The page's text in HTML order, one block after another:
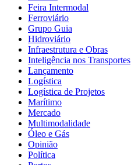
Feira Intermodal
Ferroviário
Grupo Guia
Hidroviário
Infraestrutura e Obras
Inteligência nos Transportes
Lançamento
Logística
Logística de Projetos
Marítimo
Mercado
Multimodalidade
Óleo e Gás
Opinião
Política